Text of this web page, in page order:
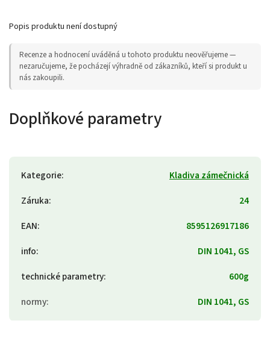
Popis produktu není dostupný
Recenze a hodnocení uváděná u tohoto produktu neověřujeme —
nezaručujeme, že pocházejí výhradně od zákazníků, kteří si produkt u
nás zakoupili.
Doplňkové parametry
Kategorie:
Kladiva zámečnická
Záruka:
24
EAN:
8595126917186
info:
DIN 1041, GS
technické parametry:
600g
normy: DIN 1041, GS